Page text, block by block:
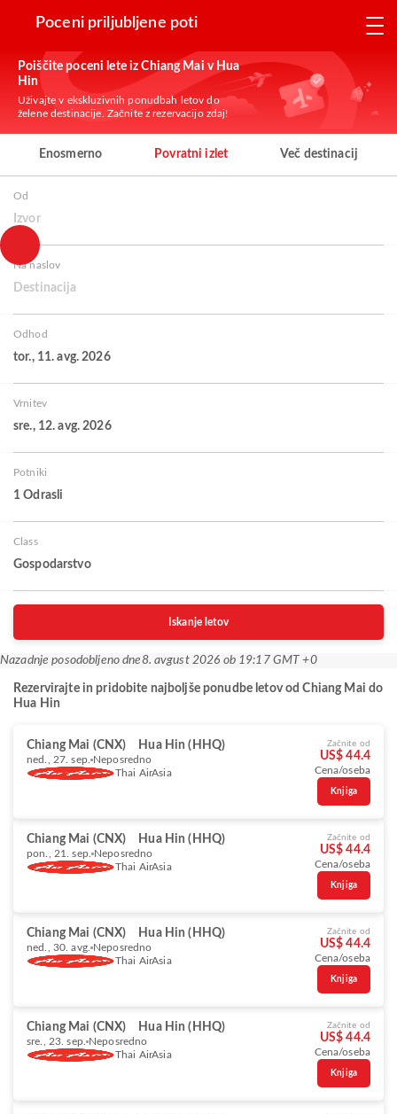
Poceni priljubljene poti
Poiščite poceni lete iz Chiang Mai v Hua
Hin
Uživajte v ekskluzivnih ponudbah letov do
želene destinacije. Začnite z rezervacijo zdaj!
Enosmerno Povratni izlet Več destinacij
Od
Izvor
Na naslov
Destinacija
Odhod
tor., 11. avg. 2026
Vrnitev
sre., 12. avg. 2026
Potniki
1 Odrasli
Class
Gospodarstvo
Iskanje letov
Nazadnje posodobljeno dne8. avgust 2026 ob 19:17 GMT +0
Rezervirajte in pridobite najboljše ponudbe letov od Chiang Mai do
Hua Hin
Chiang Mai (CNX) Hua Hin (HHQ)
ned., 27. sep. Neposredno
Thai AirAsia
Začnite od
US$ 44.4
Cena/oseba
Knjiga
Chiang Mai (CNX) Hua Hin (HHQ)
pon., 21. sep. Neposredno
Thai AirAsia
Začnite od
US$ 44.4
Cena/oseba
Knjiga
Chiang Mai (CNX) Hua Hin (HHQ)
ned., 30. avg. Neposredno
Thai AirAsia
Začnite od
US$ 44.4
Cena/oseba
Knjiga
Chiang Mai (CNX) Hua Hin (HHQ)
sre., 23. sep. Neposredno
Thai AirAsia
Začnite od
US$ 44.4
Cena/oseba
Knjiga